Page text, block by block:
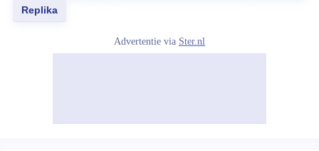
Replika
Advertentie via Ster.nl